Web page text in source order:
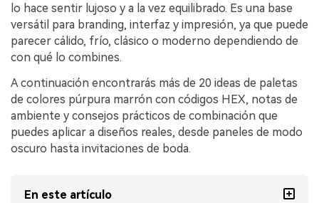
lo hace sentir lujoso y a la vez equilibrado. Es una base
versátil para branding, interfaz y impresión, ya que puede
parecer cálido, frío, clásico o moderno dependiendo de
con qué lo combines.
A continuación encontrarás más de 20 ideas de paletas
de colores púrpura marrón con códigos HEX, notas de
ambiente y consejos prácticos de combinación que
puedes aplicar a diseños reales, desde paneles de modo
oscuro hasta invitaciones de boda.
En este artículo